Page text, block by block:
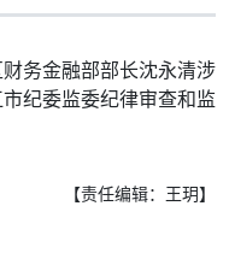
务金融部部长沈永清涉
纪委监委纪律审查和监
【责任编辑：王玥】